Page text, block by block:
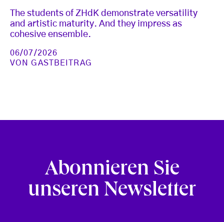
The students of ZHdK demonstrate versatility
and artistic maturity. And they impress as
cohesive ensemble.
06/07/2026
VONGASTBEITRAG
Abonnieren Sie
unseren Newsletter